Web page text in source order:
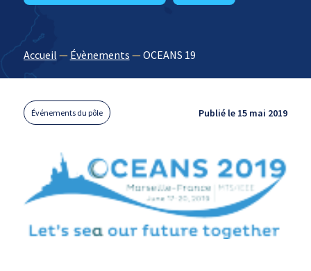
Accueil — Évènements —OCEANS 19
Événements du pôle Publié le 15 mai 2019